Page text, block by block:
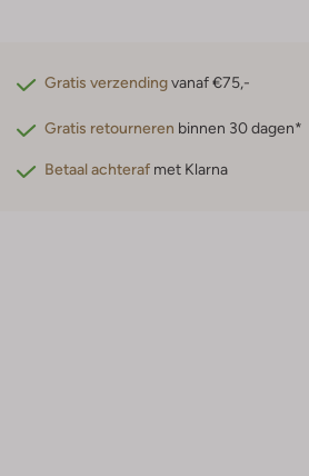
Gratis verzendingvanaf €75,-
Gratis retourneren binnen 30 dagen*
Betaal achteraf met Klarna